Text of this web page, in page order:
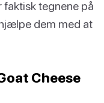
faktisk tegnene på
dem med at
Cheese